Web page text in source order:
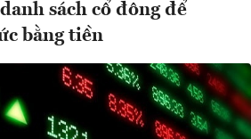
sách cổ đông để
bằng tiền